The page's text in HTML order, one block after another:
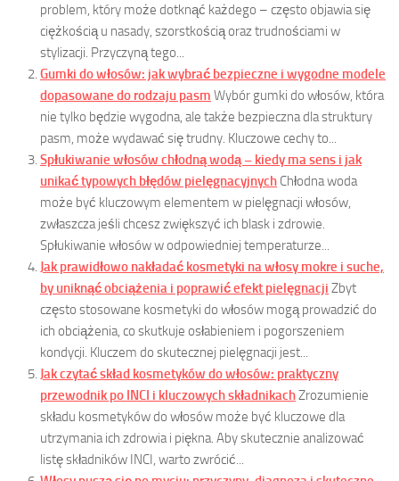
problem, który może dotknąć każdego – często objawia się
ciężkością u nasady, szorstkością oraz trudnościami w
stylizacji. Przyczyną tego...
Gumki do włosów: jak wybrać bezpieczne i wygodne modele
dopasowane do rodzaju pasm Wybór gumki do włosów, która
nie tylko będzie wygodna, ale także bezpieczna dla struktury
pasm, może wydawać się trudny. Kluczowe cechy to...
Spłukiwanie włosów chłodną wodą – kiedy ma sens i jak
unikać typowych błędów pielęgnacyjnych Chłodna woda
może być kluczowym elementem w pielęgnacji włosów,
zwłaszcza jeśli chcesz zwiększyć ich blask i zdrowie.
Spłukiwanie włosów w odpowiedniej temperaturze...
Jak prawidłowo nakładać kosmetyki na włosy mokre i suche,
by uniknąć obciążenia i poprawić efekt pielęgnacji Zbyt
często stosowane kosmetyki do włosów mogą prowadzić do
ich obciążenia, co skutkuje osłabieniem i pogorszeniem
kondycji. Kluczem do skutecznej pielęgnacji jest...
Jak czytać skład kosmetyków do włosów: praktyczny
przewodnik po INCI i kluczowych składnikachZrozumienie
składu kosmetyków do włosów może być kluczowe dla
utrzymania ich zdrowia i piękna. Aby skutecznie analizować
listę składników INCI, warto zwrócić...